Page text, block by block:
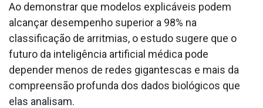
Ao demonstrar que modelos explicáveis podem
alcançar desempenho superior a 98% na
classificação de arritmias, o estudo sugere que o
futuro da inteligência artificial médica pode
depender menos de redes gigantescas e mais da
compreensão profunda dos dados biológicos que
elas analisam.